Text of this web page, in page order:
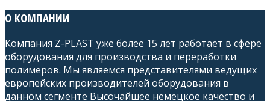
О КОМПАНИИ
Компания Z-PLAST уже более 15 лет работает в сфере
оборудования для производства и переработки
полимеров. Мы являемся представителями ведущих
европейских производителей оборудования в
данном сегменте Высочайшее немецкое качество и